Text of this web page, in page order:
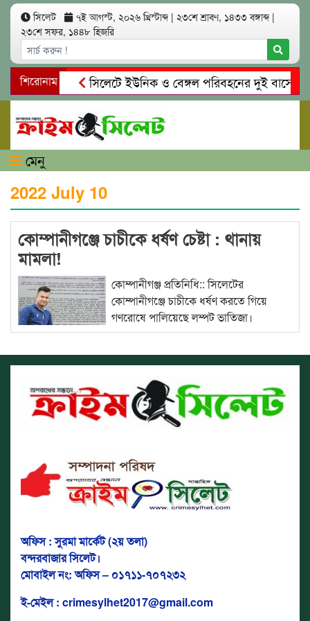
সিলেট ৭ই আগস্ট, ২০২৬ খ্রিস্টাব্দ | ২৩শে শ্রাবণ, ১৪৩৩ বঙ্গাব্দ |
২৩শে সফর, ১৪৪৮ হিজরি
শিরোনাম
ভৈরবী
সিলেটে ইউনিক ও বেঙ্গল পরিবহনের দুই বাসের
রিমালকে গ্রেপ্তারের দাবি স্থানীয়দের
গোয়াইনঘাটে
মেনু
2022 July 10
কোম্পানীগঞ্জে চাচীকে ধর্ষণ চেষ্টা : থানায়
মামলা!
কোম্পানীগঞ্জ প্রতিনিধি:: সিলেটের
কোম্পানীগঞ্জে চাচীকে ধর্ষণ করতে গিয়ে
গণরোষে পালিয়েছে লম্পট ভাতিজা।
বিস্তারিত...
অফিস : সুরমা মার্কেট (২য় তলা)
বন্দরবাজার সিলেট।
মোবাইল নং: অফিস – ০১৭১১-৭০৭২৩২
ই-মেইল : crimesylhet2017@gmail.com